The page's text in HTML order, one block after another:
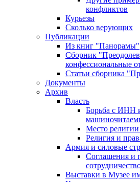
конфликтов
Курьезы
Сколько верующих
Публикации
Из книг "Панорамы"
Сборник
конфессиональные
Статьи сборника
Документы
Архив
Власть
Борьба с ИНН
Место
Религия и
Армия и силовые
Соглашения и
Выставки в Музее